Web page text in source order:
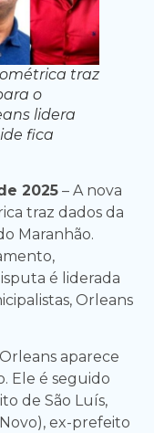
traz
o
lidera
fica
2025 – A nova
traz dados da
Maranhão.
é liderada
Orleans
aparece
Ele é seguido
de São Luís,
ex-prefeito